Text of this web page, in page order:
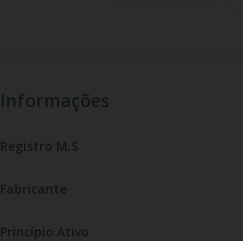
Informações
Registro M.S
Fabricante
Princípio Ativo